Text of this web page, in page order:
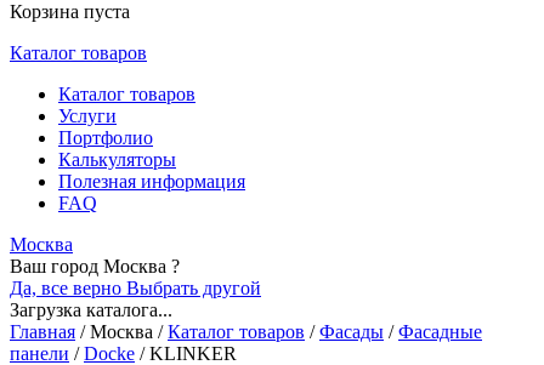
Корзина пуста
Каталог товаров
Каталог товаров
Услуги
Портфолио
Калькуляторы
Полезная информация
FAQ
Москва
Ваш город Москва ?
Да, все верно Выбрать другой
Загрузка каталога...
Главная /Москва / Каталог товаров / Фасады / Фасадные
панели / Docke /KLINKER